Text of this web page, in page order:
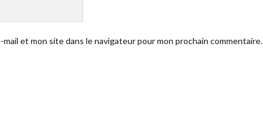
et mon site dans le navigateur pour mon prochain commentaire.